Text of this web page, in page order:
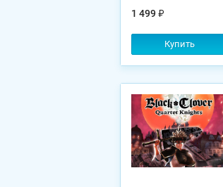
1 499
Купить